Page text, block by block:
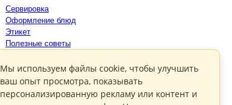
Сервировка
Оформление блюд
Этикет
Полезные советы
Диеты
Вегетарианство
Здоровое питание
Мы используем файлы cookie, чтобы улучшить
ваш опыт просмотра, показывать
персонализированную рекламу или контент и